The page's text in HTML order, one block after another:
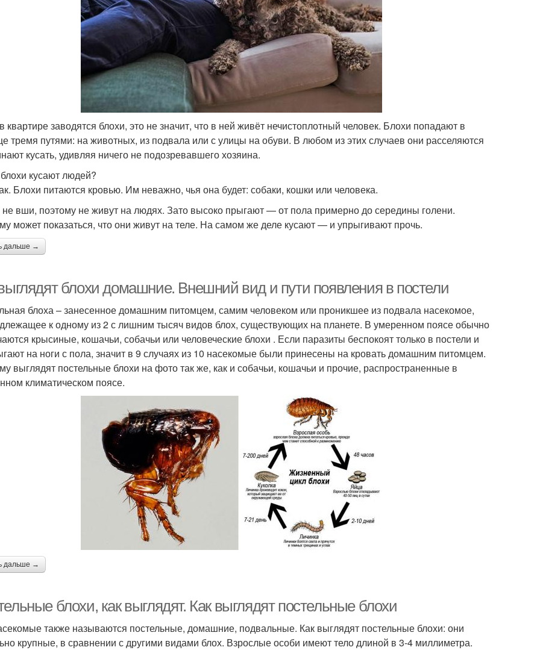
квартире заводятся блохи, это не значит, что в ней живёт нечистоплотный человек. Блохи попадают в
тремя путями: на животных, из подвала или с улицы на обуви. В любом из этих случаев они расселяются
кусать, удивляя ничего не подозревавшего хозяина.
кусают людей?
Блохи питаются кровью. Им неважно, чья она будет: собаки, кошки или человека.
вши, поэтому не живут на людях. Зато высоко прыгают — от пола примерно до середины голени.
может показаться, что они живут на теле. На самом же деле кусают — и упрыгивают прочь.
дальше →
блохи домашние. Внешний вид и пути появления в постели
блоха – занесенное домашним питомцем, самим человеком или проникшее из подвала насекомое,
к одному из 2 с лишним тысяч видов блох, существующих на планете. В умеренном поясе обычно
крысиные, кошачьи, собачьи или человеческие блохи . Если паразиты беспокоят только в постели и
на ноги с пола, значит в 9 случаях из 10 насекомые были принесены на кровать домашним питомцем.
выглядят постельные блохи на фото так же, как и собачьи, кошачьи и прочие, распространенные в
климатическом поясе.
дальше →
блохи, как выглядят. Как выглядят постельные блохи
также называются постельные, домашние, подвальные. Как выглядят постельные блохи: они
крупные, в сравнении с другими видами блох. Взрослые особи имеют тело длиной в 3-4 миллиметра.